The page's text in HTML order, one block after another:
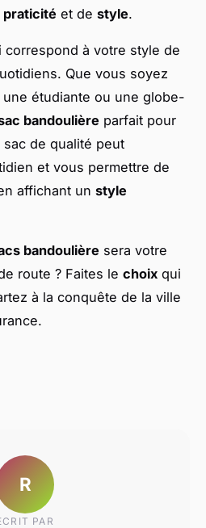
praticité et de style.
correspond à votre style de
Que vous soyez
étudiante ou une globe-
bandoulière parfait pour
de qualité peut
et vous permettre de
affichant un style
bandoulière sera votre
route ? Faites le choix qui
à la conquête de la ville
R
PAR